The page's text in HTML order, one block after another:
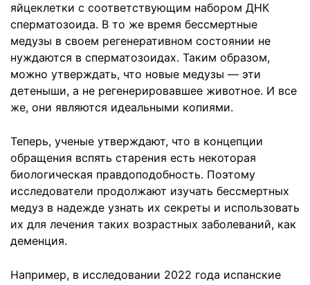
яйцеклетки с соответствующим набором ДНК
сперматозоида. В то же время бессмертные
медузы в своем регенеративном состоянии не
нуждаются в сперматозоидах. Таким образом,
можно утверждать, что новые медузы — эти
детеныши, а не регенерировавшее животное. И все
же, они являются идеальными копиями.
Теперь, ученые утверждают, что в концепции
обращения вспять старения есть некоторая
биологическая правдоподобность. Поэтому
исследователи продолжают изучать бессмертных
медуз в надежде узнать их секреты и использовать
их для лечения таких возрастных заболеваний, как
деменция.
Например, в исследовании 2022 года испанские